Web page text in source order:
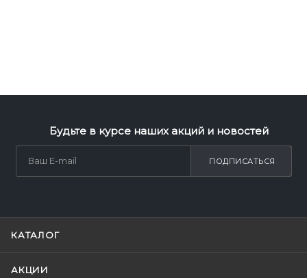
Будьте в курсе наших акций и новостей
ПОДПИСАТЬСЯ
КАТАЛОГ
АКЦИИ